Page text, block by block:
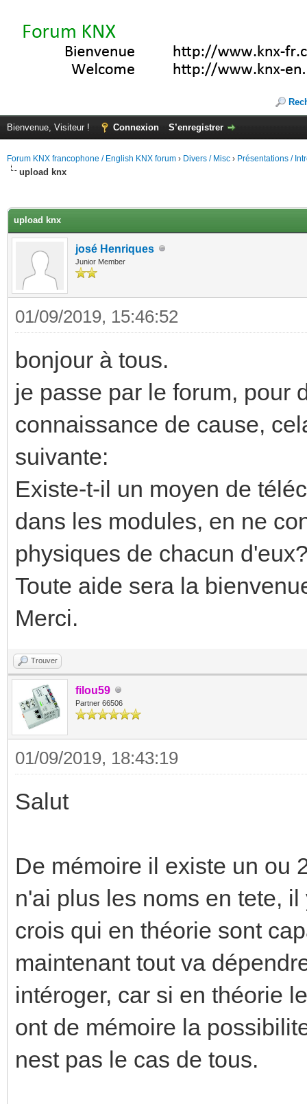
Bienvenue, Visiteur ! Connexion S’enregistrer
Forum KNX francophone / English KNX forum › Divers / Misc › Présentations /
upload knx
upload knx
josé Henriques
Junior Member
01/09/2019, 15:46:52
bonjour à tous.
je passe par le forum, pour
connaissance de cause,
suivante:
Existe-t-il un moyen de
dans les modules, en ne
physiques de chacun
Toute aide sera la
Merci.
Trouver
filou59
Partner 66506
01/09/2019, 18:43:19
Salut
De mémoire il existe un ou
n'ai plus les noms en tete,
crois qui en théorie sont
maintenant tout va
intéroger, car si en théorie
ont de mémoire la
nest pas le cas de tous.